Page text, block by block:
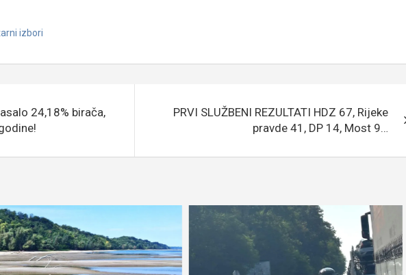
izbori
24,18% birača,
PRVI SLUŽBENI REZULTATI HDZ 67, Rijeke
pravde 41, DP 14, Most 9…